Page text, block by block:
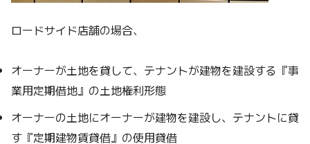
ロードサイド店舗の場合、
オーナーが土地を貸して、テナントが建物を建設する『事
業用定期借地』の土地権利形態
オーナーの土地にオーナーが建物を建設し、テナントに貸
す『定期建物賃貸借』の使用貸借